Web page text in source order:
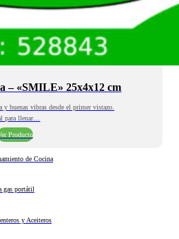
– «SMILE» 25x4x12 cm
y buenas vibras desde el primer vistazo.
para llenar…
Producto
de Cocina
gas portátil
y Aceiteros